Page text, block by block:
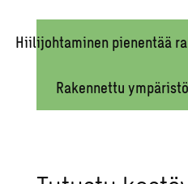
Hiilijohtaminen pienentää
Rakennettu